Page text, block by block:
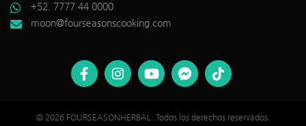
+52. 7777 44 0000
moon@fourseasonscooking.com
reytina. Todos los derechos reservados.
© 2026 FOURSEASONHERBAL. Todos los derechos reservados.